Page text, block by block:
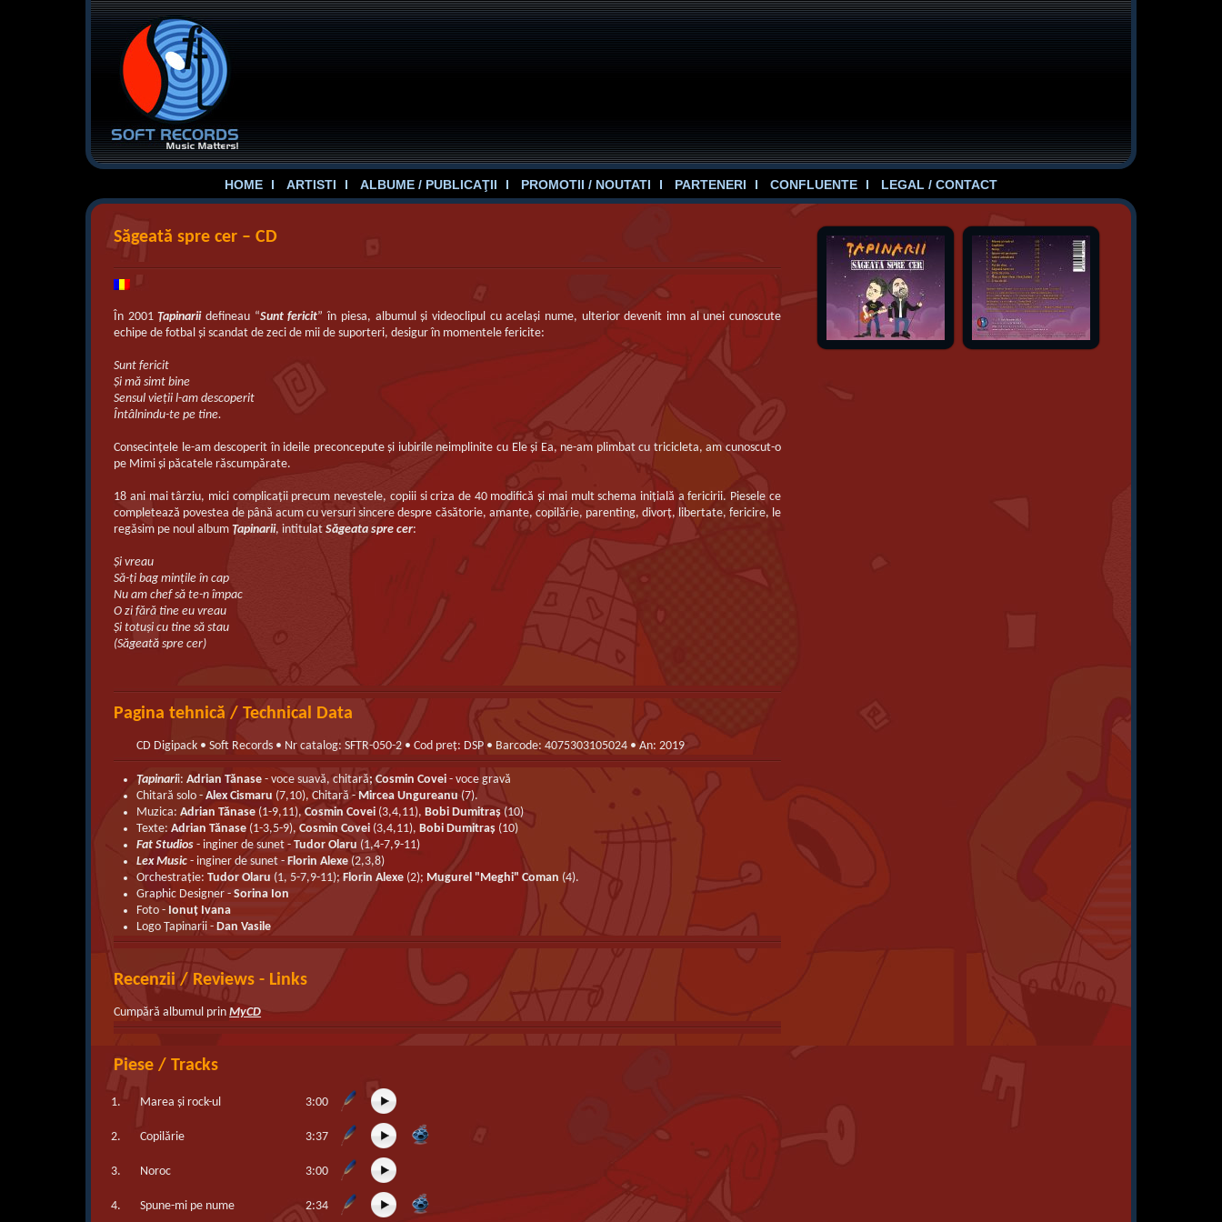
HOME ARTISTI ALBUME / PUBLICAŢII PROMOTII / NOUTATI PARTENERI CONFLUENTE LEGAL / CONTACT
Săgeată spre cer – CD
În 2001Ţapinariidefineau “Sunt fericit” în piesa, albumul şi videoclipul cu acelaşi nume, ulterior devenit imn al unei cunoscute
echipe de fotbal şi scandat de zeci de mii de suporteri, desigur în momentele fericite:
Sunt fericit
Şi mă simt bine
Sensul vieţii l-am descoperit
Întâlnindu-te pe tine.
Consecinţele le-am descoperit în ideile preconcepute şi iubirile neimplinite cu Ele şi Ea, ne-am plimbat cu tricicleta, am cunoscut-o
pe Mimi şi păcatele răscumpărate.
18 ani mai târziu, mici complicaţii precum nevestele, copiii si criza de 40 modifică şi mai mult schema iniţială a fericirii. Piesele ce
completează povestea de până acum cu versuri sincere despre căsătorie, amante, copilărie, parenting, divorţ, libertate, fericire, le
regăsim pe noul albumŢapinarii, intitulatSăgeata spre cer:
Și vreau
Să-ți bag mințile în cap
Nu am chef să te-n împac
O zi fără tine eu vreau
Și totuși cu tine să stau
(Săgeată spre cer)
Pagina tehnică / Technical Data
CD Digipack • Soft Records • Nr catalog: SFTR-050-2 • Cod preț: DSP • Barcode: 4075303105024 • An: 2019
Ţapinarii:Adrian Tănase - voce suavă, chitară; Cosmin Covei - voce gravă
Chitară solo -Alex Cismaru (7,10), Chitară -Mircea Ungureanu (7).
Muzica:Adrian Tănase (1-9,11),Cosmin Covei (3,4,11),Bobi Dumitraș (10)
Texte:Adrian Tănase (1-3,5-9),Cosmin Covei (3,4,11),Bobi Dumitraș (10)
Fat Studios - inginer de sunet -Tudor Olaru (1,4-7,9-11)
Lex Music - inginer de sunet -Florin Alexe (2,3,8)
Orchestrație:Tudor Olaru (1, 5-7,9-11);Florin Alexe (2); Mugurel "Meghi" Coman (4).
Graphic Designer -Sorina Ion
Foto - Ionuț Ivana
Logo Țapinarii -Dan Vasile
Recenzii / Reviews - Links
Cumpără albumul prinMyCD
Piese / Tracks
1. Marea şi rock-ul 3:00
2. Copilărie 3:37
3. Noroc 3:00
4. Spune-mi pe nume 2:34